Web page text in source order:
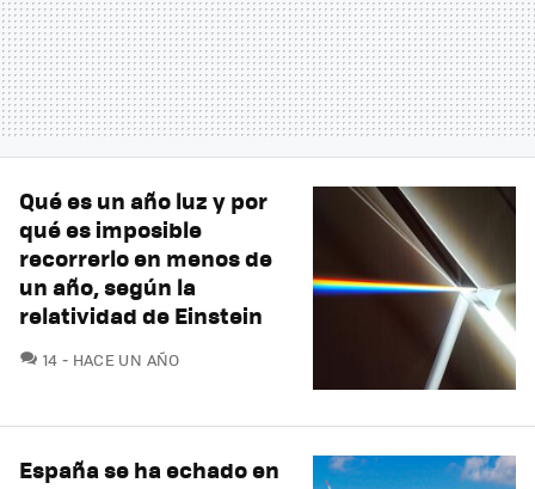
Qué es un año luz y por
qué es imposible
recorrerlo en menos de
un año, según la
relatividad de Einstein
14 COMENTARIOS
HACE UN AÑO
España se ha echado en